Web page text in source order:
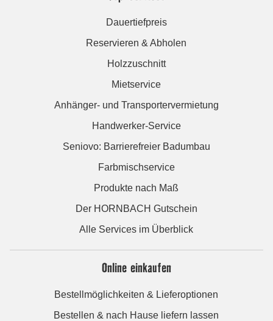
Dauertiefpreis
Reservieren & Abholen
Holzzuschnitt
Mietservice
Anhänger- und Transportervermietung
Handwerker-Service
Seniovo: Barrierefreier Badumbau
Farbmischservice
Produkte nach Maß
Der HORNBACH Gutschein
Alle Services im Überblick
Online einkaufen
Bestellmöglichkeiten & Lieferoptionen
Bestellen & nach Hause liefern lassen